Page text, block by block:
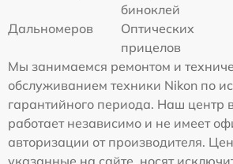
биноклей
Дальномеров
Оптических
прицелов
Мы занимаемся ремонтом и
обслуживанием техники Nikon по
гарантийного периода. Наш центр
работает независимо и не имеет
авторизации от производителя.
указанные на сайте, носят